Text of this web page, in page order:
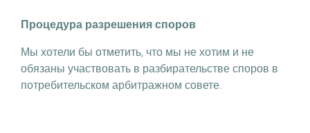
Процедура разрешения споров
Мы хотели бы отметить, что мы не хотим и не
обязаны участвовать в разбирательстве споров в
потребительском арбитражном совете.